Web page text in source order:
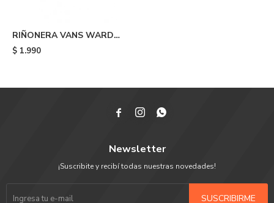
RIÑONERA VANS WARD
CROSS - Black/white
$ 1.990
  
Newsletter
¡Suscribite y recibí todas nuestras novedades!
SUSCRIBIRME